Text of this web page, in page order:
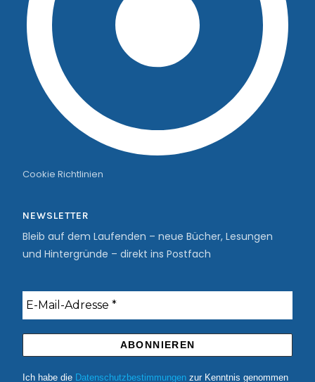
Cookie Richtlinien
NEWSLETTER
Bleib auf dem Laufenden – neue Bücher, Lesungen
und Hintergründe – direkt ins Postfach
Ich habe die Datenschutzbestimmungen zur Kenntnis genommen